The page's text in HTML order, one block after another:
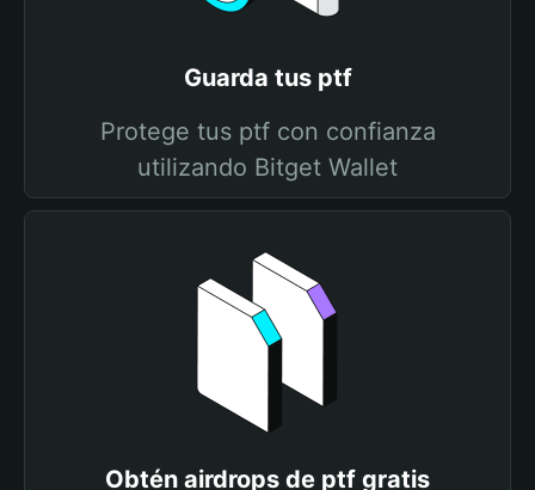
Guarda tus ptf
Protege tus ptf con confianza
utilizando Bitget Wallet
Obtén airdrops de ptf gratis